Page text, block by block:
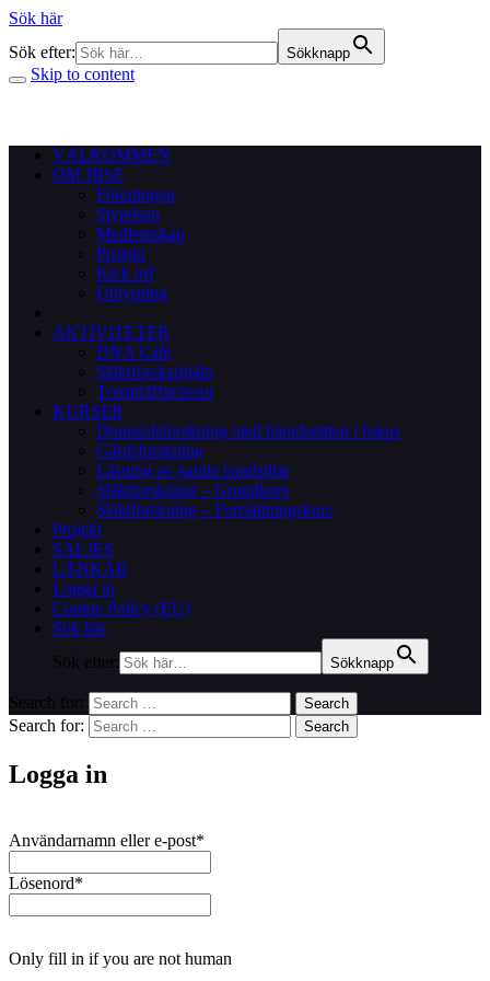
Sök här
Sök efter:
Sökknapp
Skip to content
VÄLKOMMEN
OM JBSF
Föreningen
Styrelsen
Medlemskap
Projekt
Kick off
Uthyrning
AKTIVITETER
DNA Café
Släktforskarhjälp
Tematräffar/resor
KURSER
Domstolsforskning med häradsrätten i fokus
Gårdsforskning
Läsning av gamla handstilar
Släktforskning – Grundkurs
Släktforskning – Fortsättningskurs
Projekt
SÄLJES
LÄNKAR
Logga in
Cookie Policy (EU)
Sök här
Sök efter:
Sökknapp
Search for: Search
Search for: Search
Logga in
Användarnamn eller e-post*
Lösenord*
Only fill in if you are not human